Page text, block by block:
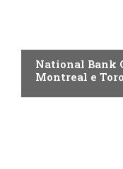
National Bank
Montreal e